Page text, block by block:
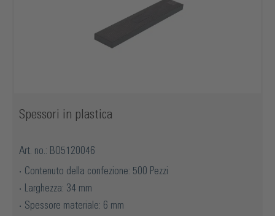
Spessori in plastica
Art. no.: BO5120046
Contenuto della confezione: 500 Pezzi
Larghezza: 34 mm
Spessore materiale: 6 mm